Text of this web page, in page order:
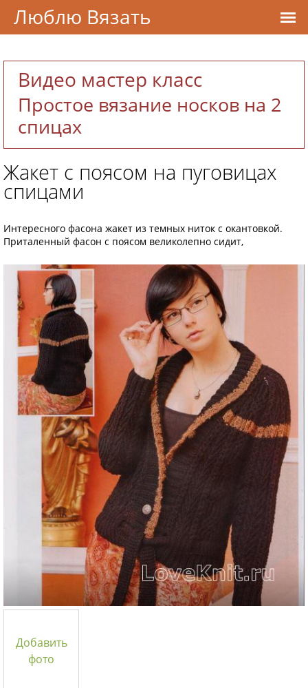
Видео мастер класс
Простое вязание носков на 2
спицах
Жакет с поясом на пуговицах
спицами
Интересного фасона жакет из темных ниток с окантовкой.
Приталенный фасон с поясом великолепно сидит,
Добавить
фото
Люблю Вязать